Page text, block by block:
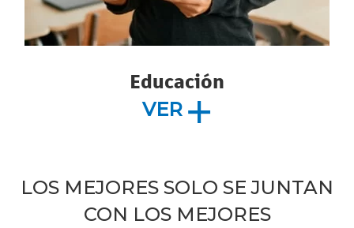
Educación
VER
LOS MEJORES SOLO SE JUNTAN
CON LOS MEJORES